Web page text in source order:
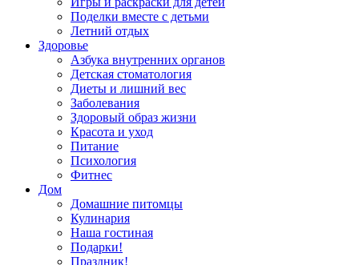
Поделки вместе с детьми
Летний отдых
Здоровье
Азбука внутренних органов
Детская стоматология
Диеты и лишний вес
Заболевания
Здоровый образ жизни
Красота и уход
Питание
Психология
Фитнес
Дом
Домашние питомцы
Кулинария
Наша гостиная
Подарки!
Праздник!